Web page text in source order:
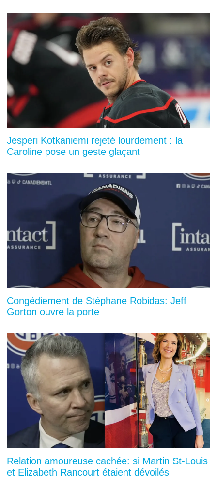
Jesperi Kotkaniemi rejeté lourdement : la
Caroline pose un geste glaçant
Congédiement de Stéphane Robidas: Jeff
Gorton ouvre la porte
Relation amoureuse cachée: si Martin St-Louis
et Elizabeth Rancourt étaient dévoilés